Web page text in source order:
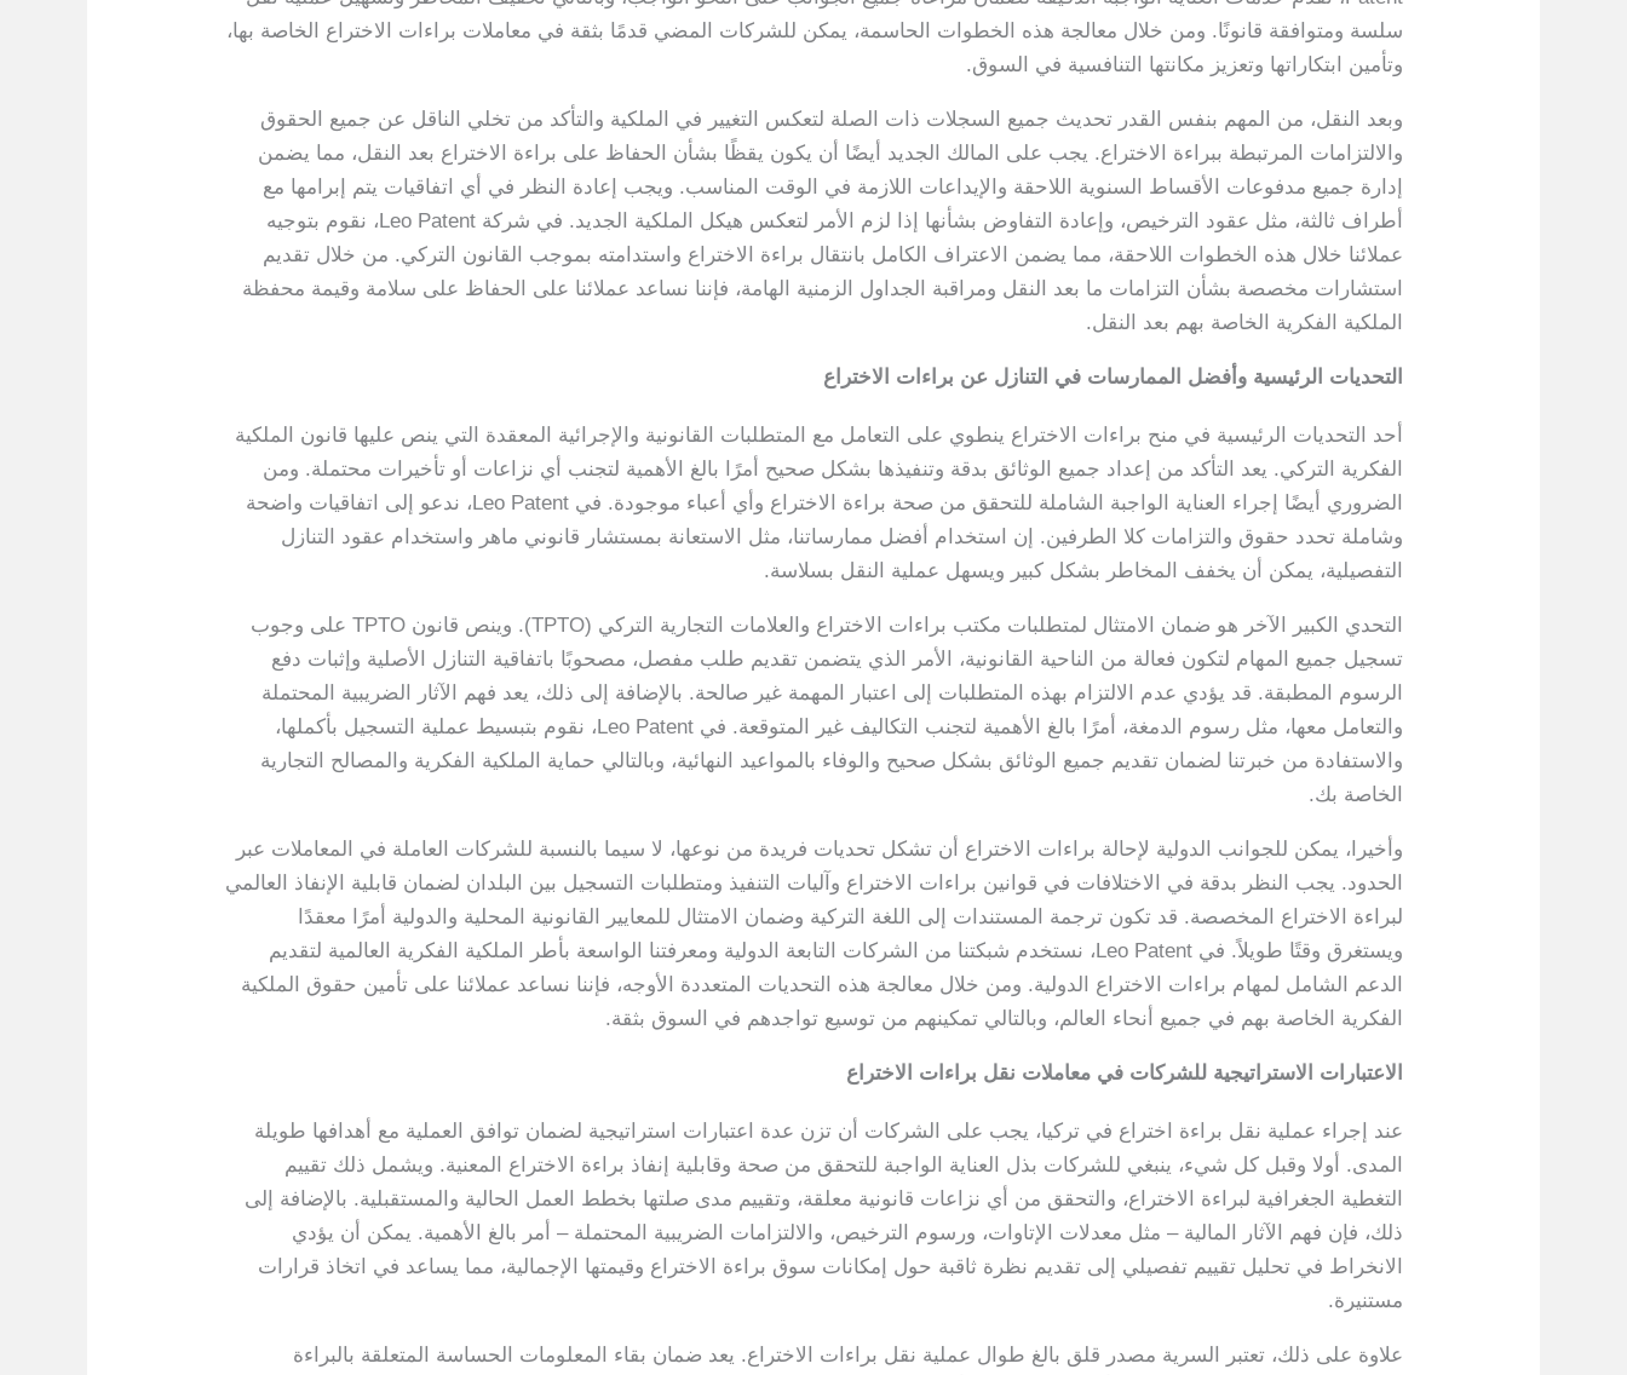
سلسة ومتوافقة قانونًا. ومن خلال معالجة هذه الخطوات الحاسمة، يمكن للشركات المضي قدمًا بثقة في معاملات براءات الاختراع الخاصة بها،
وتأمين ابتكاراتها وتعزيز مكانتها التنافسية في السوق.
وبعد النقل، من المهم بنفس القدر تحديث جميع السجلات ذات الصلة لتعكس التغيير في الملكية والتأكد من تخلي الناقل عن جميع الحقوق
والالتزامات المرتبطة ببراءة الاختراع. يجب على المالك الجديد أيضًا أن يكون يقظًا بشأن الحفاظ على براءة الاختراع بعد النقل، مما يضمن
إدارة جميع مدفوعات الأقساط السنوية اللاحقة والإيداعات اللازمة في الوقت المناسب. ويجب إعادة النظر في أي اتفاقيات يتم إبرامها مع
أطراف ثالثة، مثل عقود الترخيص، وإعادة التفاوض بشأنها إذا لزم الأمر لتعكس هيكل الملكية الجديد. في شركة Leo Patent، نقوم بتوجيه
عملائنا خلال هذه الخطوات اللاحقة، مما يضمن الاعتراف الكامل بانتقال براءة الاختراع واستدامته بموجب القانون التركي. من خلال تقديم
استشارات مخصصة بشأن التزامات ما بعد النقل ومراقبة الجداول الزمنية الهامة، فإننا نساعد عملائنا على الحفاظ على سلامة وقيمة محفظة
الملكية الفكرية الخاصة بهم بعد النقل.
التحديات الرئيسية وأفضل الممارسات في التنازل عن براءات الاختراع
أحد التحديات الرئيسية في منح براءات الاختراع ينطوي على التعامل مع المتطلبات القانونية والإجرائية المعقدة التي ينص عليها قانون الملكية
الفكرية التركي. يعد التأكد من إعداد جميع الوثائق بدقة وتنفيذها بشكل صحيح أمرًا بالغ الأهمية لتجنب أي نزاعات أو تأخيرات محتملة. ومن
الضروري أيضًا إجراء العناية الواجبة الشاملة للتحقق من صحة براءة الاختراع وأي أعباء موجودة. في Leo Patent، ندعو إلى اتفاقيات واضحة
وشاملة تحدد حقوق والتزامات كلا الطرفين. إن استخدام أفضل ممارساتنا، مثل الاستعانة بمستشار قانوني ماهر واستخدام عقود التنازل
التفصيلية، يمكن أن يخفف المخاطر بشكل كبير ويسهل عملية النقل بسلاسة.
التحدي الكبير الآخر هو ضمان الامتثال لمتطلبات مكتب براءات الاختراع والعلامات التجارية التركي (TPTO). وينص قانون TPTO على وجوب
تسجيل جميع المهام لتكون فعالة من الناحية القانونية، الأمر الذي يتضمن تقديم طلب مفصل، مصحوبًا باتفاقية التنازل الأصلية وإثبات دفع
الرسوم المطبقة. قد يؤدي عدم الالتزام بهذه المتطلبات إلى اعتبار المهمة غير صالحة. بالإضافة إلى ذلك، يعد فهم الآثار الضريبية المحتملة
والتعامل معها، مثل رسوم الدمغة، أمرًا بالغ الأهمية لتجنب التكاليف غير المتوقعة. في Leo Patent، نقوم بتبسيط عملية التسجيل بأكملها،
والاستفادة من خبرتنا لضمان تقديم جميع الوثائق بشكل صحيح والوفاء بالمواعيد النهائية، وبالتالي حماية الملكية الفكرية والمصالح التجارية
الخاصة بك.
وأخيرا، يمكن للجوانب الدولية لإحالة براءات الاختراع أن تشكل تحديات فريدة من نوعها، لا سيما بالنسبة للشركات العاملة في المعاملات عبر
الحدود. يجب النظر بدقة في الاختلافات في قوانين براءات الاختراع وآليات التنفيذ ومتطلبات التسجيل بين البلدان لضمان قابلية الإنفاذ العالمي
لبراءة الاختراع المخصصة. قد تكون ترجمة المستندات إلى اللغة التركية وضمان الامتثال للمعايير القانونية المحلية والدولية أمرًا معقدًا
ويستغرق وقتًا طويلاً. في Leo Patent، نستخدم شبكتنا من الشركات التابعة الدولية ومعرفتنا الواسعة بأطر الملكية الفكرية العالمية لتقديم
الدعم الشامل لمهام براءات الاختراع الدولية. ومن خلال معالجة هذه التحديات المتعددة الأوجه، فإننا نساعد عملائنا على تأمين حقوق الملكية
الفكرية الخاصة بهم في جميع أنحاء العالم، وبالتالي تمكينهم من توسيع تواجدهم في السوق بثقة.
الاعتبارات الاستراتيجية للشركات في معاملات نقل براءات الاختراع
عند إجراء عملية نقل براءة اختراع في تركيا، يجب على الشركات أن تزن عدة اعتبارات استراتيجية لضمان توافق العملية مع أهدافها طويلة
المدى. أولا وقبل كل شيء، ينبغي للشركات بذل العناية الواجبة للتحقق من صحة وقابلية إنفاذ براءة الاختراع المعنية. ويشمل ذلك تقييم
التغطية الجغرافية لبراءة الاختراع، والتحقق من أي نزاعات قانونية معلقة، وتقييم مدى صلتها بخطط العمل الحالية والمستقبلية. بالإضافة إلى
ذلك، فإن فهم الآثار المالية – مثل معدلات الإتاوات، ورسوم الترخيص، والالتزامات الضريبية المحتملة – أمر بالغ الأهمية. يمكن أن يؤدي
الانخراط في تحليل تقييم تفصيلي إلى تقديم نظرة ثاقبة حول إمكانات سوق براءة الاختراع وقيمتها الإجمالية، مما يساعد في اتخاذ قرارات
مستنيرة.
علاوة على ذلك، تعتبر السرية مصدر قلق بالغ طوال عملية نقل براءات الاختراع. يعد ضمان بقاء المعلومات الحساسة المتعلقة بالبراءة